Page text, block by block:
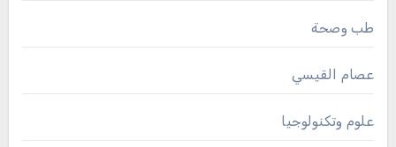
طب وصحة
عصام القيسي
علوم وتكنولوجيا